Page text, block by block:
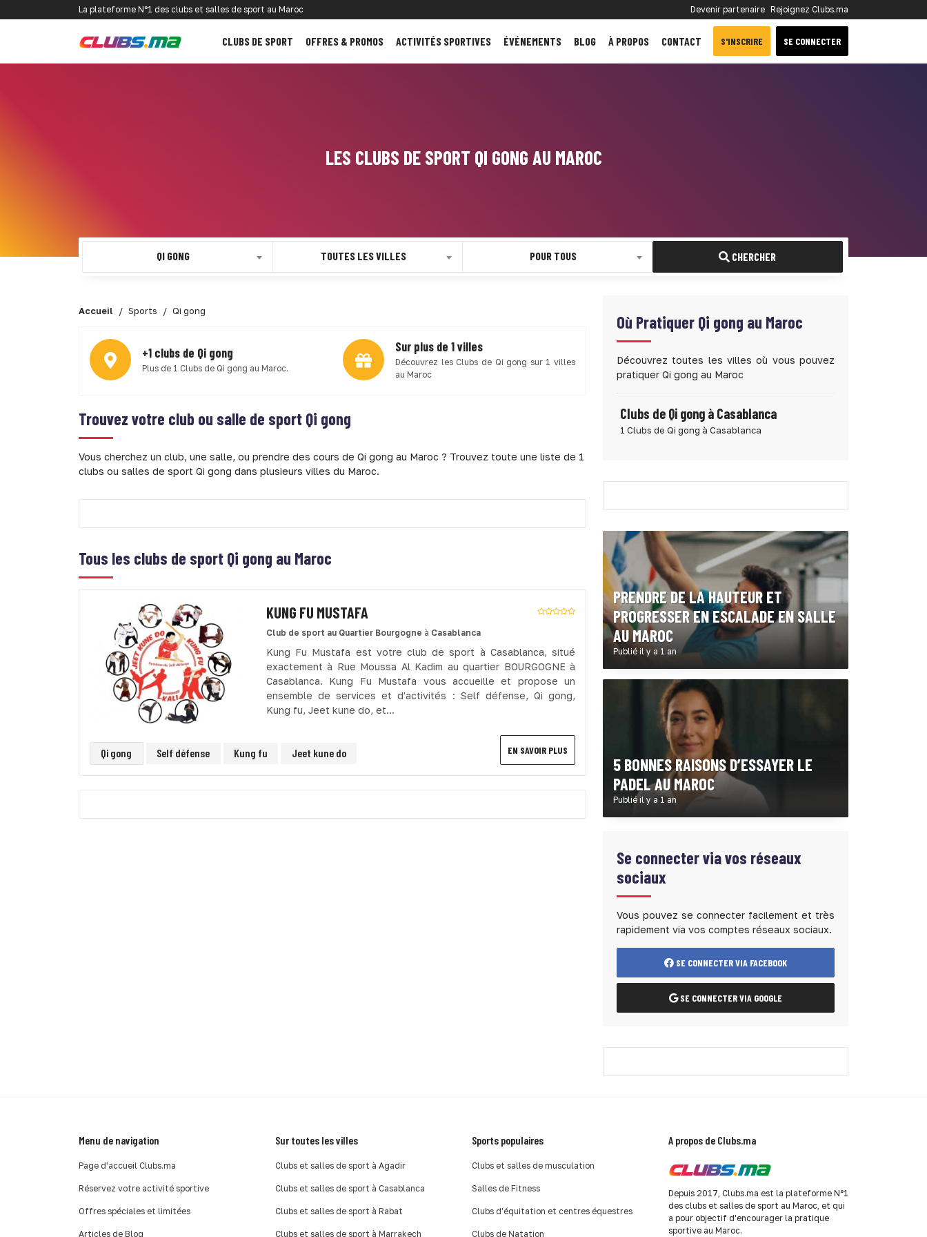
La plateforme N°1 des clubs et salles de sport au Maroc Devenir partenaire Rejoignez Clubs.ma
CLUBS DE SPORT OFFRES & PROMOS ACTIVITÉS SPORTIVES ÉVÉNEMENTS BLOG À PROPOS CONTACT S'INSCRIRE SE CONNECTER
LES CLUBS DE SPORT QI GONG AU MAROC
QI GONG TOUTES LES VILLES POUR TOUS CHERCHER
Accueil Sports Qi gong
+1 clubs de Qi gong
Plus de 1 Clubs de Qi gong au Maroc.
Sur plus de 1 villes
Découvrez les Clubs de Qi gong sur 1 villes
au Maroc
Trouvez votre club ou salle de sport Qi gong
Vous cherchez un club, une salle, ou prendre des cours de Qi gong au Maroc ? Trouvez toute une liste de 1
clubs ou salles de sport Qi gong dans plusieurs villes du Maroc.
Tous les clubs de sport Qi gong au Maroc
KUNG FU MUSTAFA
Club de sport au Quartier Bourgogne à Casablanca
Kung Fu Mustafa est votre club de sport à Casablanca, situé
exactement à Rue Moussa Al Kadim au quartier BOURGOGNE à
Casablanca. Kung Fu Mustafa vous accueille et propose un
ensemble de services et d'activités : Self défense, Qi gong,
Kung fu, Jeet kune do, et...
Qi gong Self défense Kung fu Jeet kune do EN SAVOIR PLUS
Où Pratiquer Qi gong au Maroc
Découvrez toutes les villes où vous pouvez
pratiquer Qi gong au Maroc
Clubs de Qi gong à Casablanca
1 Clubs de Qi gong à Casablanca
PRENDRE DE LA HAUTEUR ET
PROGRESSER EN ESCALADE EN SALLE
AU MAROC
Publié il y a 1 an
5 BONNES RAISONS D’ESSAYER LE
PADEL AU MAROC
Publié il y a 1 an
Se connecter via vos réseaux
sociaux
Vous pouvez se connecter facilement et très
rapidement via vos comptes réseaux sociaux.
SE CONNECTER VIA FACEBOOK
SE CONNECTER VIA GOOGLE
Menu de navigation
Page d'accueil Clubs.ma
Réservez votre activité sportive
Offres spéciales et limitées
Articles de Blog
Sur toutes les villes
Clubs et salles de sport à Agadir
Clubs et salles de sport à Casablanca
Clubs et salles de sport à Rabat
Clubs et salles de sport à Marrakech
Sports populaires
Clubs et salles de musculation
Salles de Fitness
Clubs d'équitation et centres équestres
Clubs de Natation
A propos de Clubs.ma
Depuis 2017, Clubs.ma est la plateforme N°1
des clubs et salles de sport au Maroc, et qui
a pour objectif d'encourager la pratique
sportive au Maroc.